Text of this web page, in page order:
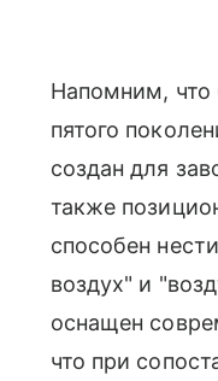
Напомним, что
пятого
создан для
также
способен
воздух" и
оснащен
что при